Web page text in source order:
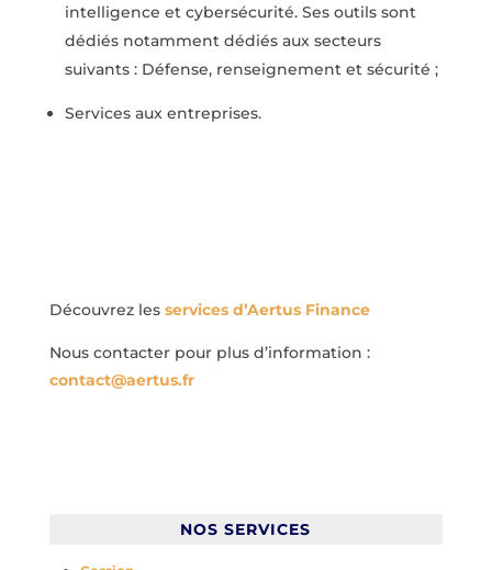
intelligence et cybersécurité. Ses outils sont
dédiés notamment dédiés aux secteurs
suivants : Défense, renseignement et sécurité ;
Services aux entreprises.
Découvrez les services d’Aertus Finance
Nous contacter pour plus d’information :
contact@aertus.fr
NOS SERVICES